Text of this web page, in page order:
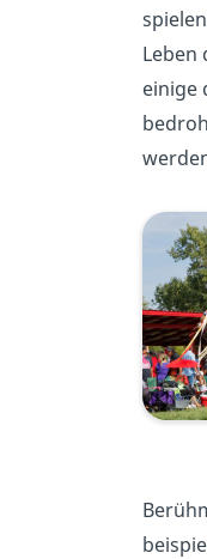
Leben
einige